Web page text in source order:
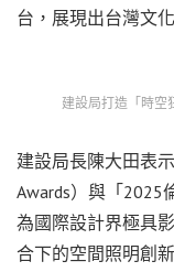
台，展現出台灣文
建設局打造「時空
建設局長陳大田表
Awards）與「2025
為國際設計界極具
合下的空間照明創